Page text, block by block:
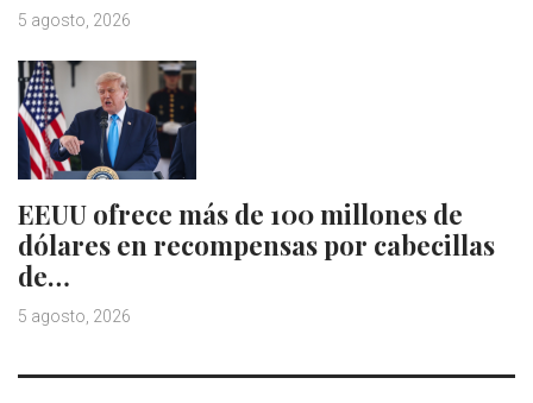
5 agosto, 2026
EEUU ofrece más de 100 millones de
dólares en recompensas por cabecillas
de…
5 agosto, 2026